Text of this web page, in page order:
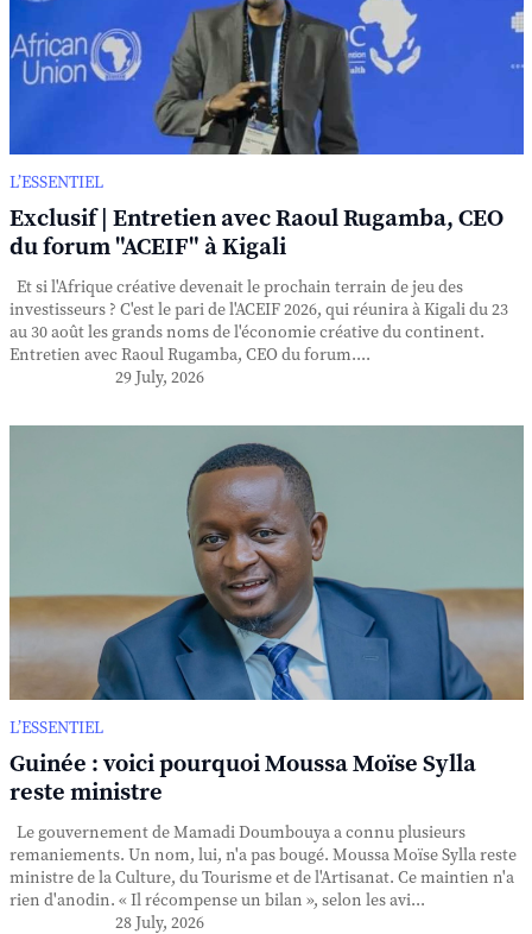
L’ESSENTIEL
Exclusif | Entretien avec Raoul Rugamba, CEO
du forum "ACEIF" à Kigali
Et si l'Afrique créative devenait le prochain terrain de jeu des
investisseurs ? C'est le pari de l'ACEIF 2026, qui réunira à Kigali du 23
au 30 août les grands noms de l'économie créative du continent.
Entretien avec Raoul Rugamba, CEO du forum....
29 July, 2026
L’ESSENTIEL
Guinée : voici pourquoi Moussa Moïse Sylla
reste ministre
Le gouvernement de Mamadi Doumbouya a connu plusieurs
remaniements. Un nom, lui, n'a pas bougé. Moussa Moïse Sylla reste
ministre de la Culture, du Tourisme et de l'Artisanat. Ce maintien n'a
rien d'anodin. « Il récompense un bilan », selon les avi...
28 July, 2026